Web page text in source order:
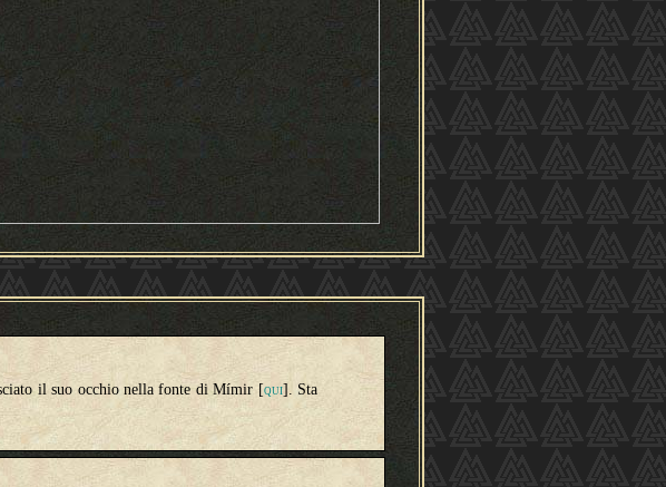
il suo occhio nella fonte di Mímir [QUI]. Sta